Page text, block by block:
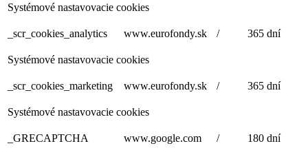
Systémové nastavovacie cookies
_scr_cookies_analytics www.eurofondy.sk / 365 dní
Systémové nastavovacie cookies
_scr_cookies_marketing www.eurofondy.sk / 365 dní
Systémové nastavovacie cookies
_GRECAPTCHA www.google.com / 180 dní